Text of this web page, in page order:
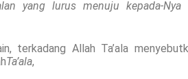
yang lurus menuju kepada-
terkadang Allah Ta’ala
Ta’ala,